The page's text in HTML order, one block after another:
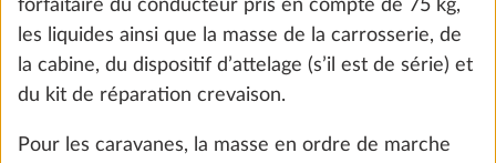
sans modification technique
0,0 kg
0 €
forfaitaire du conducteur pris en compte de 75 kg,
les liquides ainsi que la masse de la carrosserie, de
la cabine, du dispositif d’attelage (s’il est de série) et
du kit de réparation crevaison.
Pour les caravanes, la masse en ordre de marche